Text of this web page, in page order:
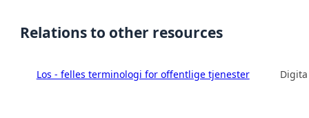
Relations to other resources
Los - felles terminologi for offentlige tjenester